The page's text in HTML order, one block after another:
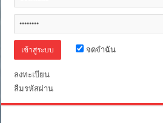
5.1
ไทย-
อังกฤษ
คม
จดจำฉัน
ลงทะเบียน
ลืมรหัสผ่าน